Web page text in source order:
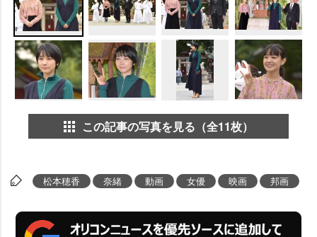
この記事の写真を見る（全11枚）
松本穂香 奈緒 動画 女優 映画 邦画